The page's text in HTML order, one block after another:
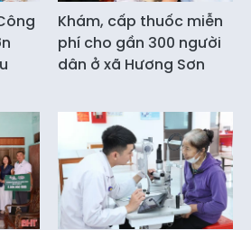
Khám, cấp thuốc miễn
phí cho gần 300 người
dân ở xã Hương Sơn